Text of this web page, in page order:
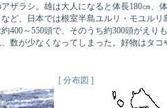
ザラシ。雄は大人になると体長180㎝、体
ど、日本では根室半島ユルリ・モユルリ
400～550頭で、そのうち約300頭がえり
数が少なくなってしまった。好物はタコ
[ 分布図 ]